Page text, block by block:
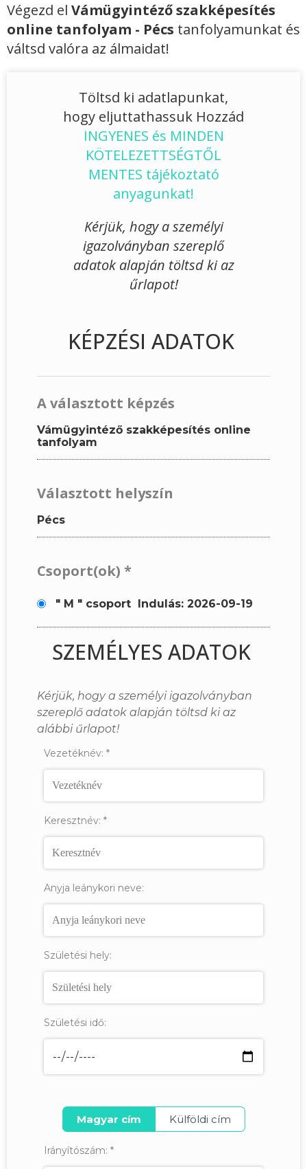
Végezd el Vámügyintéző szakképesítés
online tanfolyam - Pécs tanfolyamunkat és
váltsd valóra az álmaidat!
Töltsd ki adatlapunkat,
hogy eljuttathassuk Hozzád
INGYENES és MINDEN
KÖTELEZETTSÉGTŐL
MENTES tájékoztató
anyagunkat!
Kérjük, hogy a személyi
igazolványban szereplő
adatok alapján töltsd ki az
űrlapot!
KÉPZÉSI ADATOK
A választott képzés
Vámügyintéző szakképesítés online
tanfolyam
Választott helyszín
Pécs
Csoport(ok) *
" M " csoport Indulás: 2026-09-19
SZEMÉLYES ADATOK
Kérjük, hogy a személyi igazolványban
szereplő adatok alapján töltsd ki az
alábbi űrlapot!
Vezetéknév: *
Keresztnév: *
Anyja leánykori neve:
Születési hely:
Születési idő:
Magyar cím Külföldi cím
Irányítószám: *